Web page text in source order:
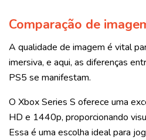
Comparação de
A qualidade de imagem é vital
imersiva, e aqui, as diferenças
PS5 se manifestam.
O Xbox Series S oferece uma
HD e 1440p, proporcionando
Essa é uma escolha ideal para